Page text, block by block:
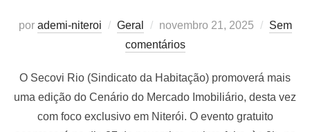
por ademi-niteroi Geral
Postado
em
novembro 21, 2025
Sem
comentários
O Secovi Rio (Sindicato da Habitação) promoverá mais
uma edição do Cenário do Mercado Imobiliário, desta vez
com foco exclusivo em Niterói. O evento gratuito